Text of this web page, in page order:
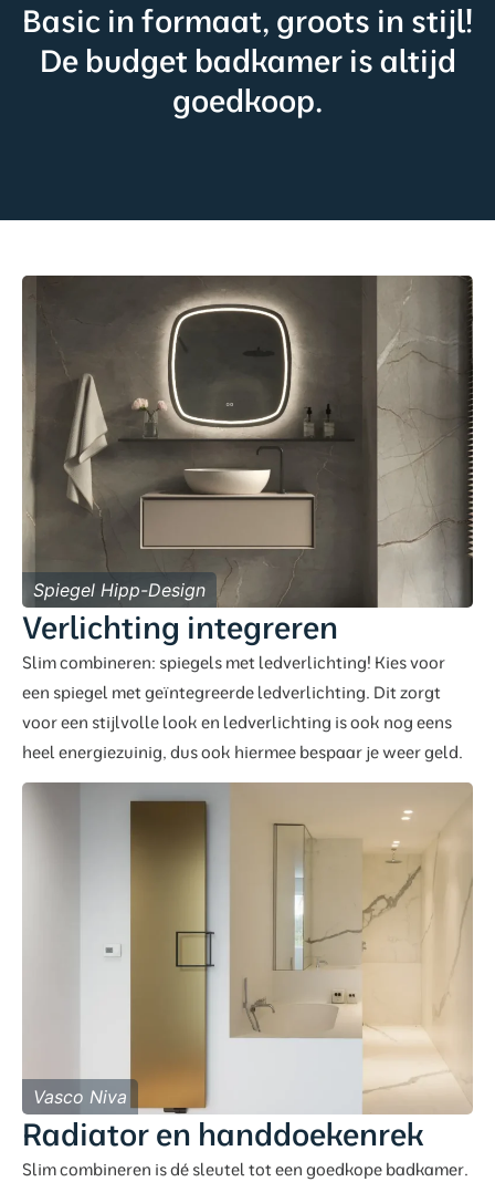
Basic in formaat, groots in stijl!
De budget badkamer is altijd
goedkoop.
Vasco Niva
Radiator en handdoekenrek
Slim combineren is dé sleutel tot een goedkope badkamer.
Spiegel Hipp-Design
Verlichting integreren
Slim combineren: spiegels met ledverlichting! Kies voor
een spiegel met geïntegreerde ledverlichting. Dit zorgt
voor een stijlvolle look en ledverlichting is ook nog eens
heel energiezuinig, dus ook hiermee bespaar je weer geld.